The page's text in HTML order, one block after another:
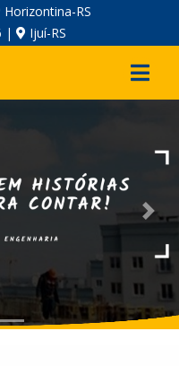
Horizontina-RS
|
Ijuí-RS
Next